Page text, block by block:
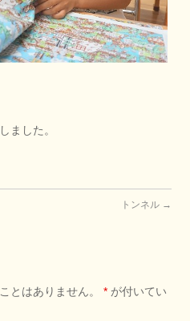
ました。
トンネル →
とはありません。 * が付いてい